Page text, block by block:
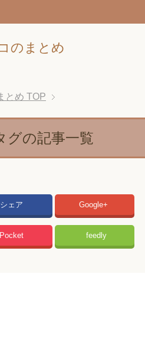
のまとめ
とめ TOP
グの記事一覧
シェア Google+
Pocket feedly